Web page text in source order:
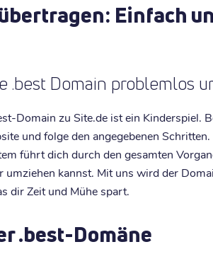
Einfach
.best Domain problemlos
Domain zu Site.de ist ein Kinderspiel.
und folge den angegebenen
führt dich durch den gesamten
umziehen kannst. Mit uns wird der
dir Zeit und Mühe spart.
.best-Domäne